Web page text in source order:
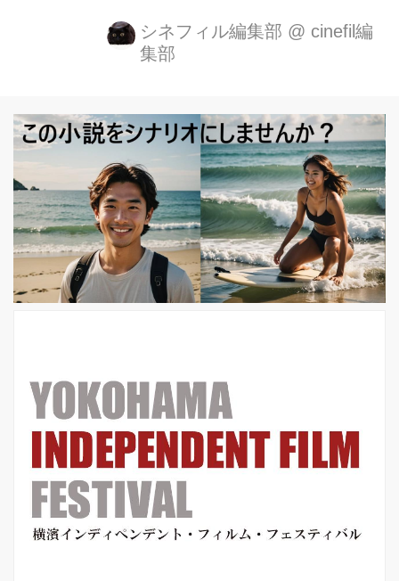
発表された予告から、より今の4人を
フューチャーしている。 脚本は、ダニ
のチャンピオン』などを手がけている
ジョン・ホッジ。 出演は前作同様のメ
ンバー、ユアン・マクレガー 、ユエ
ン・ブレンナー 、ジョニー・リー・ミ
ラー、 ロバート・カーライルなど。
最新予告 挿入から、列車の音と音楽が
重なり、かなりいい感じ！ ドラッグ漬
シネフィル編集部 @ cinefil編
集部